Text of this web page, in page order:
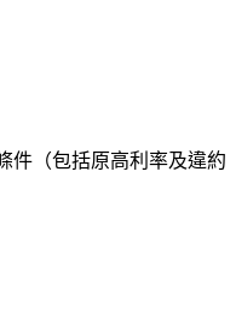
件（包括原高利率及違約